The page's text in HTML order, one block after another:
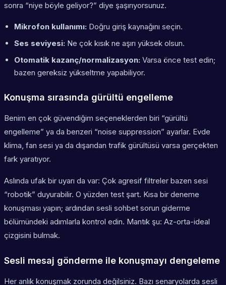
sonra “niye böyle geliyor?” diye şaşırıyorsunuz.
Mikrofon kullanımı: Doğru giriş kaynağını seçin.
Ses seviyesi: Ne çok kısık ne aşırı yüksek olsun.
Otomatik kazanç/normalizasyon: Varsa önce test edin;
bazen gereksiz yükseltme yapabiliyor.
Konuşma sırasında gürültü engelleme
Benim en çok güvendiğim seçeneklerden biri “gürültü
engelleme” ya da benzeri “noise suppression” ayarlar. Evde
klima, fan sesi ya da dışarıdan trafik gürültüsü varsa gerçekten
fark yaratıyor.
Aslında ufak bir uyarı da var: Çok agresif filtreler bazen sesi
“robotik” duyurabilir. O yüzden test şart. Kısa bir deneme
konuşması yapın; ardından sesli sohbet sorun giderme
bölümündeki adımlarla kontrol edin. Mantık şu: Az-orta-ideal
çizgisini bulmak.
Sesli mesaj gönderme ile konuşmayı dengeleme
Her anlık konuşmak zorunda değilsiniz. Bazı senaryolarda sesli